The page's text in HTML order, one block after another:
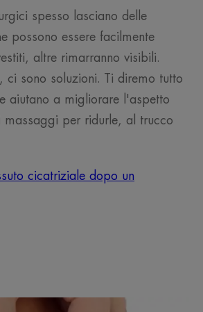
spesso lasciano delle
possono essere facilmente
altre rimarranno visibili.
ci sono soluzioni. Ti diremo tutto
aiutano a migliorare l'aspetto
massaggi per ridurle, al trucco
cicatriziale dopo un